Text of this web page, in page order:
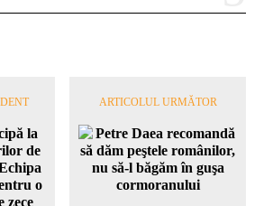
ARTICOLUL URMĂTOR